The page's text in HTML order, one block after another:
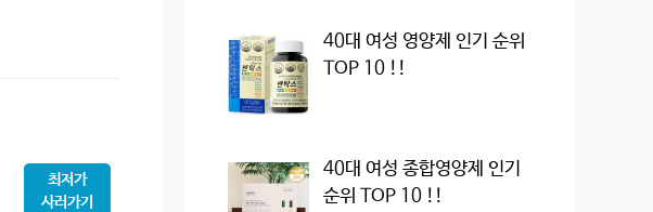
최저가
사러가기
40대 여성 영양제 인기 순위
TOP 10 !!
40대 여성 종합영양제 인기
순위 TOP 10 !!